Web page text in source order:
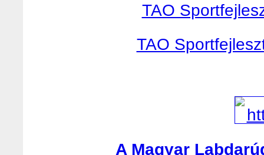
TAO
TAO
A Magyar